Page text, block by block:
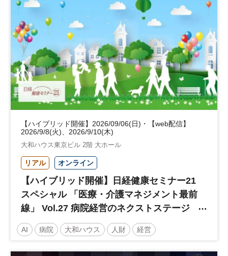
【ハイブリッド開催】2026/09/06(日)・【web配信】
2026/9/8(火)、2026/9/10(木)
大和ハウス東京ビル 2階 大ホール
リアル オンライン
【ハイブリッド開催】日経健康セミナー21
スペシャル 「医療・介護マネジメント最前
線」 Vol.27 病院経営のネクストステージ
～診療報酬改定のその先 AI・DX・人財戦
略で描く持続可能な未来へ～
AI 病院 大和ハウス 人財 経営
医療・介護マネジメント 医療 人材 人材戦略